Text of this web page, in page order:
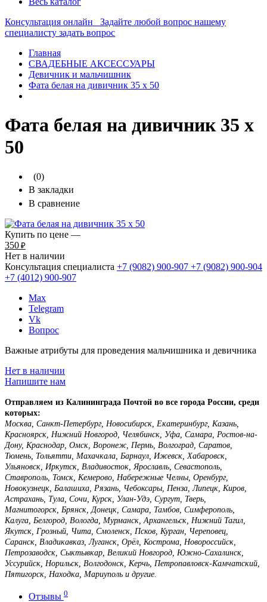
Консультация онлайн
Задайте любой вопрос нашему
специалисту задать вопрос
Главная
СВАДЕБНЫЕ АКСЕССУАРЫ
Девичник и мальчишник
Фата белая на дивичник 35 х 50
Фата белая на дивичник 35 х
50
(0)
В закладки
В сравнение
Купить по цене —
350 ₽
Нет в наличии
Консультация специалиста +7 (9082) 900-907 +7 (9082) 900-904
+7 (4012) 900-907
Max
Telegram
Vk
Вопрос
Важные атрибуты для проведения мальчишника и девичника
Нет в наличии
Напишите нам
Отправляем из Калининграда Почтой во все города России, среди
которых:
Москва, Санкт-Петербург, Новосибирск, Екатеринбург, Казань,
Красноярск, Нижний Новгород, Челябинск, Уфа, Самара, Ростов-на-
Дону, Краснодар, Омск, Воронеж, Пермь, Волгоград, Саратов,
Тюмень, Тольятти, Махачкала, Барнаул, Ижевск, Хабаровск,
Ульяновск, Иркутск, Владивосток, Ярославль, Севастополь,
Ставрополь, Томск, Кемерово, Набережные Челны, Оренбург,
Новокузнецк, Балашиха, Рязань, Чебоксары, Пенза, Липецк, Киров,
Астрахань, Тула, Сочи, Курск, Улан-Удэ, Сургут, Тверь,
Магнитогорск, Брянск, Донецк, Самара, Тамбов, Симферополь,
Калуга, Белгород, Вологда, Мурманск, Архангельск, Нижний Тагил,
Якутск, Грозный, Чита, Смоленск, Псков, Курган, Череповец,
Саранск, Владикавказ, Луганск, Орёл, Кострома, Новороссийск,
Петрозаводск, Сыктывкар, Великий Новгород, Южно-Сахалинск,
Уссурийск, Норильск, Волгодонск, Керчь, Петропавловск-Камчатский,
Пятигорск, Находка, Мариуполь и другие.
Отзывы 0